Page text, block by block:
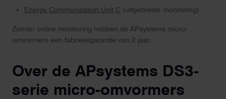
Energy Communication Unit C (uitgebreide monitoring)
Zonder online monitoring hebben de APsystems micro-
omvormers een fabrieksgarantie van 2 jaar.
Over de APsystems DS3-
serie micro-omvormers